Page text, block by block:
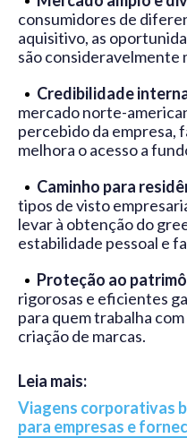
consumidores de
aquisitivo, as
são consideravelmente
Credibilidade
mercado norte-
percebido da empresa,
melhora o acesso a
Caminho para
tipos de visto
levar à obtenção do
estabilidade pessoal e
Proteção ao
rigorosas e eficientes
para quem trabalha
criação de marcas.
Leia mais:
Viagens corporativas
para empresas e